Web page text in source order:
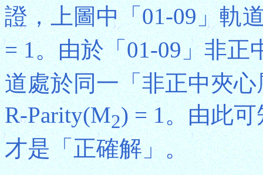
證，上圖中「01-09」軌
= 1。由於「01-09」非正
道處於同一「非正中夾
R-Parity(M2) = 1。由此
才是「正確解」。